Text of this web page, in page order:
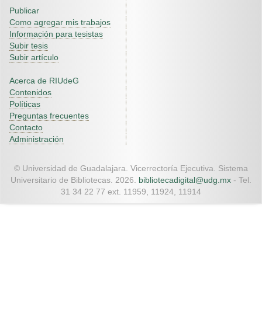
Publicar
Como agregar mis trabajos
Información para tesistas
Subir tesis
Subir artículo
Acerca de RIUdeG
Contenidos
Políticas
Preguntas frecuentes
Contacto
Administración
© Universidad de Guadalajara. Vicerrectoría Ejecutiva. Sistema
Universitario de Bibliotecas. 2026. bibliotecadigital@udg.mx - Tel.
31 34 22 77 ext. 11959, 11924, 11914